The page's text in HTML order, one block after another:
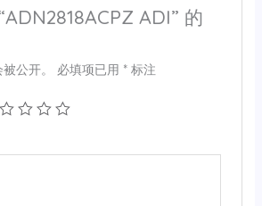
ADI” 的
公开。 必填项已用 *标注